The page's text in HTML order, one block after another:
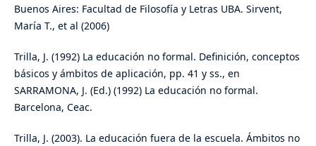
Buenos Aires: Facultad de Filosofía y Letras UBA. Sirvent,
María T., et al (2006)
Trilla, J. (1992) La educación no formal. Definición, conceptos
básicos y ámbitos de aplicación, pp. 41 y ss., en
SARRAMONA, J. (Ed.) (1992) La educación no formal.
Barcelona, Ceac.
Trilla, J. (2003). La educación fuera de la escuela. Ámbitos no